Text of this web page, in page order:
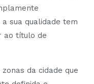
sua qualidade tem
ao título de
da cidade que